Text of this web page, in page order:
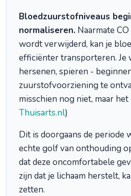
Bloedzuurstofniveaus
normaliseren. Naarmate
wordt verwijderd, kan je
efficiënter transporteren. Je
hersenen, spieren -
zuurstofvoorziening te
misschien nog niet, maar
Thuisarts.nl)
Dit is doorgaans de periode
echte golf van onthouding
dat deze oncomfortabele
zijn dat je lichaam herstelt,
zetten.